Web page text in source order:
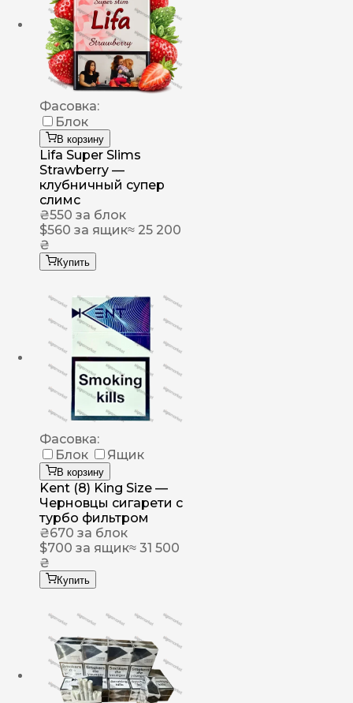
Фасовка:
Блок
В корзину
Lifa Super Slims
Strawberry —
клубничный супер
слимс
₴550 за блок
$560 за ящик≈ 25 200
₴
Купить
Фасовка:
Блок
Ящик
В корзину
Kent (8) King Size —
Черновцы сигарети с
турбо фильтром
₴670 за блок
$700 за ящик≈ 31 500
₴
Купить